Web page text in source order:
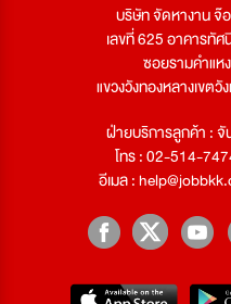
บริษัท จัดหางาน จ๊
เลขที่ 625 อาคารทั
ซอยรามคำแห
แขวงวังทองหลางเขต
ฝ่ายบริการลูกค้า :
โทร : 02-514-
อีเมล :